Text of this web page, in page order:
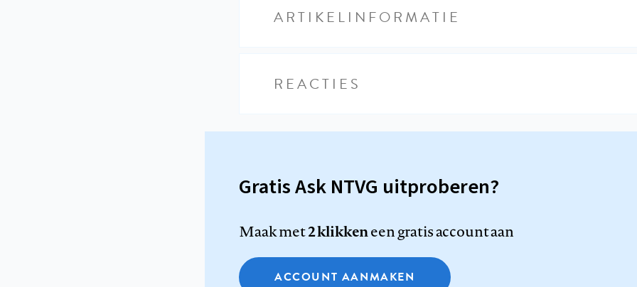
ARTIKELINFORMATIE
REACTIES
Gratis Ask NTVG uitproberen?
Maak met2 klikkeneen gratis account aan
ACCOUNT AANMAKEN